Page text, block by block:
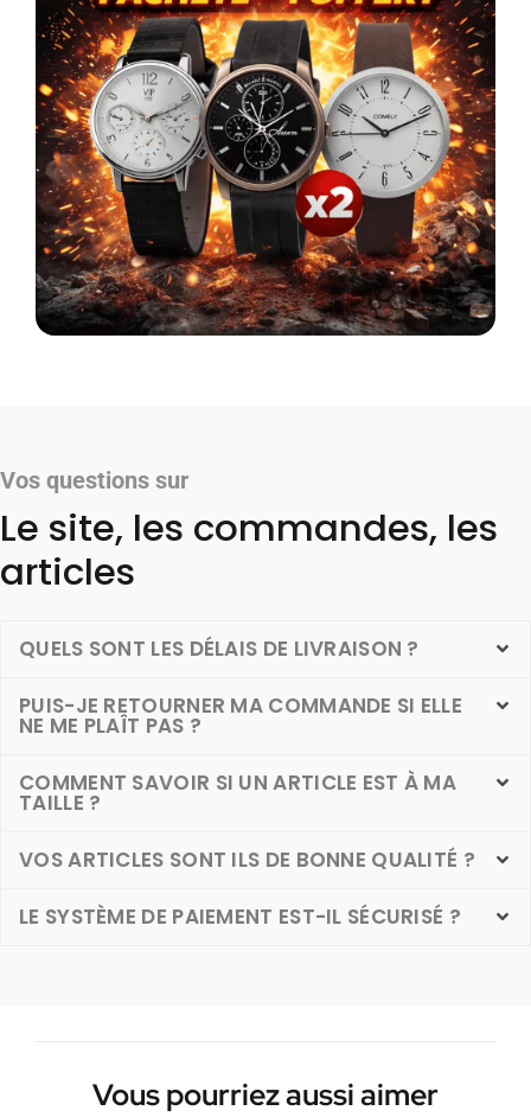
Vos questions sur
Le site, les commandes, les
articles
QUELS SONT LES DÉLAIS DE LIVRAISON ?
PUIS-JE RETOURNER MA COMMANDE SI ELLE
NE ME PLAÎT PAS ?
COMMENT SAVOIR SI UN ARTICLE EST À MA
TAILLE ?
VOS ARTICLES SONT ILS DE BONNE QUALITÉ ?
LE SYSTÈME DE PAIEMENT EST-IL SÉCURISÉ ?
Vous pourriez aussi aimer